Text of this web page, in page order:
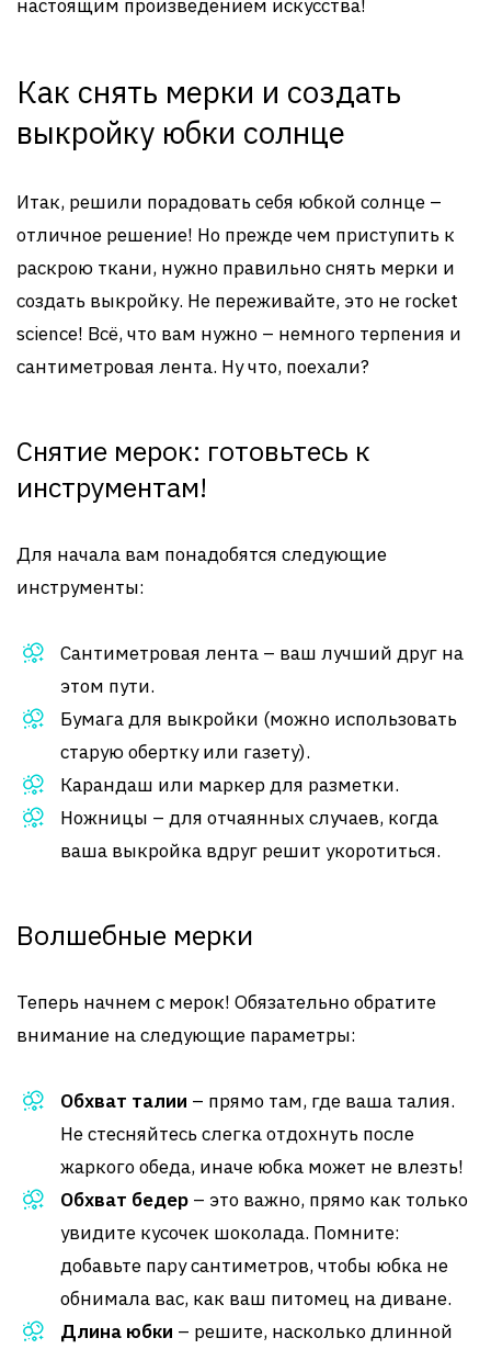
настоящим произведением искусства!
Как снять мерки и создать
выкройку юбки солнце
Итак, решили порадовать себя юбкой солнце –
отличное решение! Но прежде чем приступить к
раскрою ткани, нужно правильно снять мерки и
создать выкройку. Не переживайте, это не rocket
science! Всё, что вам нужно – немного терпения и
сантиметровая лента. Ну что, поехали?
Снятие мерок: готовьтесь к
инструментам!
Для начала вам понадобятся следующие
инструменты:
Сантиметровая лента – ваш лучший друг на
этом пути.
Бумага для выкройки (можно использовать
старую обертку или газету).
Карандаш или маркер для разметки.
Ножницы – для отчаянных случаев, когда
ваша выкройка вдруг решит укоротиться.
Волшебные мерки
Теперь начнем с мерок! Обязательно обратите
внимание на следующие параметры:
Обхват талии – прямо там, где ваша талия.
Не стесняйтесь слегка отдохнуть после
жаркого обеда, иначе юбка может не влезть!
Обхват бедер – это важно, прямо как только
увидите кусочек шоколада. Помните:
добавьте пару сантиметров, чтобы юбка не
обнимала вас, как ваш питомец на диване.
Длина юбки – решите, насколько длинной